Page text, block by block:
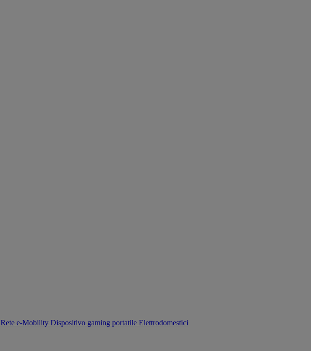
Rete e-Mobility Dispositivo gaming portatile Elettrodomestici